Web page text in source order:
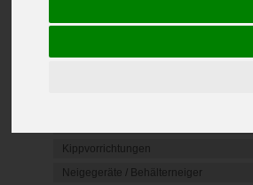
Nutzfahrzeuge
Kippvorrichtungen
Neigegeräte / Behälterneiger